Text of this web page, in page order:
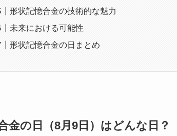
形状記憶合金の技術的な魅力
未来における可能性
形状記憶合金の日まとめ
金の日（8月9日）はどんな日？